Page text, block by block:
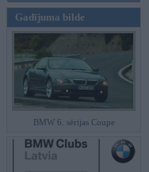
Gadījuma bilde
BMW 6. sērijas Coupe